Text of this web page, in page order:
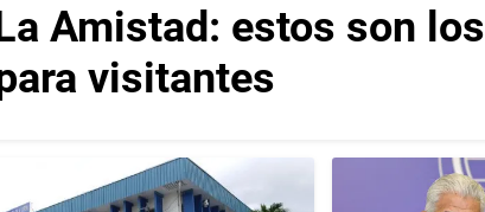
Amistad: estos son los
visitantes